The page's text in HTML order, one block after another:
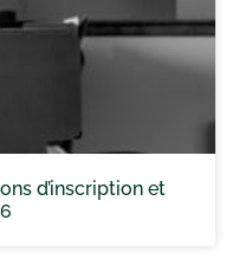
d’inscription et